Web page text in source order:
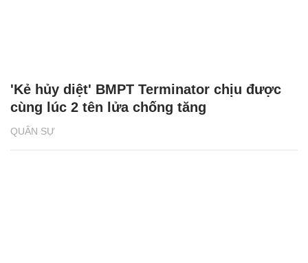
QUÂN SỰ
'Kẻ hủy diệt' BMPT Terminator chịu được
cùng lúc 2 tên lửa chống tăng